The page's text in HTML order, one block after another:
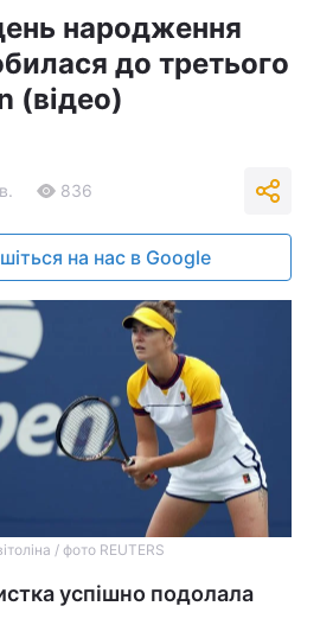
народження
до третього
(відео)
836
на нас в Google
/ фото REUTERS
успішно подолала